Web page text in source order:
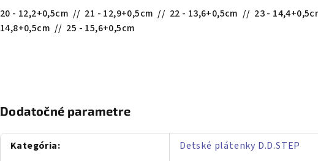
20 - 12,2+0,5cm // 21 - 12,9+0,5cm // 22 - 13,6+0,5cm // 23 -
14,8+0,5cm // 25 - 15,6+0,5cm
Dodatočné parametre
Kategória:
Detské plátenky D.D.STEP